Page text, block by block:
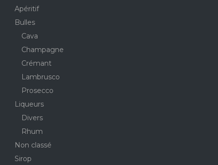
Apéritif
Bulles
Cava
Champagne
Crémant
Lambrusco
Prosecco
Liqueurs
Divers
Rhum
Non classé
Sirop